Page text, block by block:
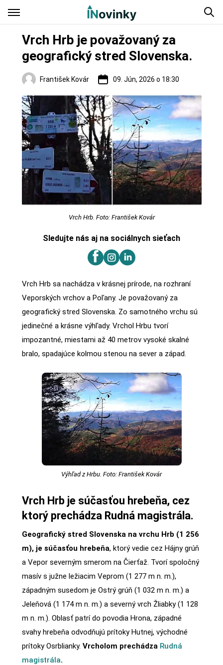
Vrch Hrb je považovaný za
geografický stred Slovenska.
František Kovár 09. Jún, 2026 o 18:30
Regióny
Vrch Hrb. Foto: František Kovár
Sledujte nás aj na sociálnych sieťach
Vrch Hrb sa nachádza v krásnej prírode, na rozhraní
Veporských vrchov a Poľany. Je považovaný za
geografický stred Slovenska. Zo samotného vrchu sú
jedinečné a krásne výhľady. Vrchol Hrbu tvorí
impozantné, miestami až 40 metrov vysoké skalné
bralo, spadajúce kolmou stenou na sever a západ.
Výhľad z Hrbu. Foto: František Kovár
Vrch Hrb je súčasťou hrebeňa, cez
ktorý prechádza Rudná magistrála.
Geografický stred Slovenska na vrchu Hrb (1 256
m), je súčasťou hrebeňa, ktorý vedie cez Hájny grúň
a Vepor severným smerom na Čierťaž. Tvorí spoločný
masív s južne ležiacim Veprom (1 277 m n. m.),
západným susedom je Ostrý grúň (1 032 m n. m.) a
Jeleňová (1 174 m n. m.) a severný vrch Žliabky (1 128
m n. m.). Oblasť patrí do povodia Hrona, západné
svahy hrebeňa odvodňujú prítoky Hutnej, východné
prítoky Osrblianky. Vrcholom prechádza Rudná
magistrála.